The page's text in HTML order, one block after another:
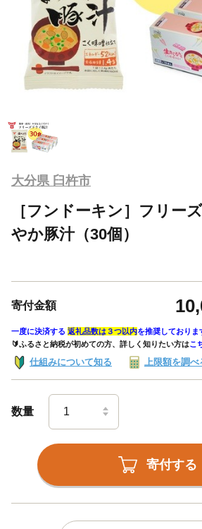
大分県 臼杵市
［フンドーキン］フリー
やか豚汁（30個）
寄付金額
一度に決済する 返礼品数は３つ以内を推奨しておりま
🔰ふるさと納税が初めての方、詳しく知りたい方はこ
仕組みについて知る 上限額を調べ
数量
寄付する